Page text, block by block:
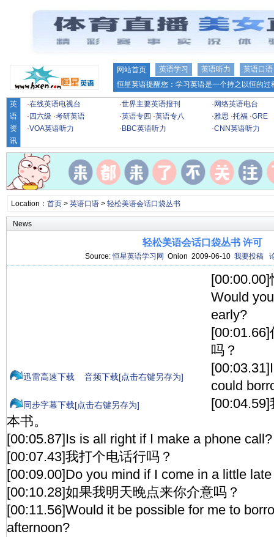
网站首页 英语学习 英语听力
英语口语
恒星英语提醒您：学习英语是一个持之以恒的
英
语
资
讯
·在线英语电视台 ·世界主要英语报刊 · 网络英语电台
· 四六级 ·考研英语 ·英语专四 ·英语专八 ·雅思 ·托福 ·GRE
·VOA英语听力 · BBC英语听力 ·CNN英语听力
Location： 首页> 英语口语> 轻松美语会话口袋丛书
News
轻松美语会话口袋丛书 许可
Source:恒星英语学习网 Onion 2009-06-10 我要投稿
迅雷高速下载 音频下载[点击右键另存为]
同步字幕下载[点击右键另存为]
[00:00.00]
Would
early?
吗？
could
本书。
[00:05.87]Is is all right if I make a phone call?
[00:07.43]我打个电话行吗？
[00:09.00]Do you mind if I come in a little
[00:10.28]如果我明天晚点来你介意吗？
[00:11.56]Would it be possible for me to
afternoon?